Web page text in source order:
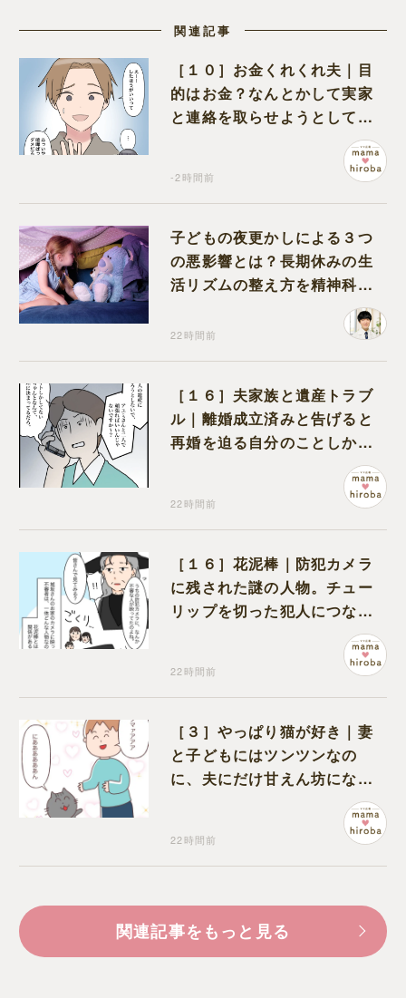
関連記事
［１０］お金くれくれ夫｜目
的はお金？なんとかして実家
と連絡を取らせようとしてく
-2時間前
子どもの夜更かしによる３つ
の悪影響とは？長期休みの生
活リズムの整え方を精神科医
22時間前
［１６］夫家族と遺産トラブ
ル｜離婚成立済みと告げると
再婚を迫る自分のことしか考
22時間前
［１６］花泥棒｜防犯カメラ
に残された謎の人物。チュー
リップを切った犯人につなが
る証拠になるのか期待する
22時間前
［３］やっぱり猫が好き｜妻
と子どもにはツンツンなの
に、夫にだけ甘えん坊になる
22時間前
関連記事をもっと見る